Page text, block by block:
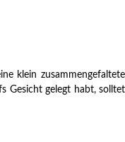
klein zusammengefaltete
Gesicht gelegt habt, solltet